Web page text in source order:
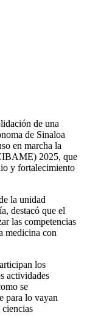
de una
de Sinaloa
en marcha la
2025, que
y fortalecimiento
la unidad
destacó que el
las competencias
medicina con
los
actividades
se
para lo vayan